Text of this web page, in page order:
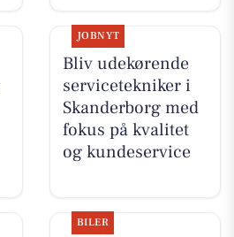
JOBNYT
Bliv udekørende
servicetekniker i
Skanderborg med
fokus på kvalitet
og kundeservice
BILER